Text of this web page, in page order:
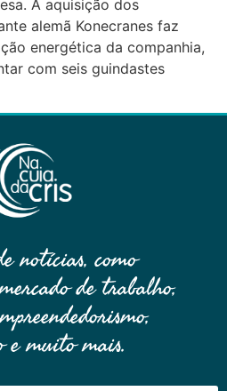
A aquisição dos
alemã Konecranes faz
energética da companhia,
com seis guindastes
notícias, como
de trabalho,
e muito mais.